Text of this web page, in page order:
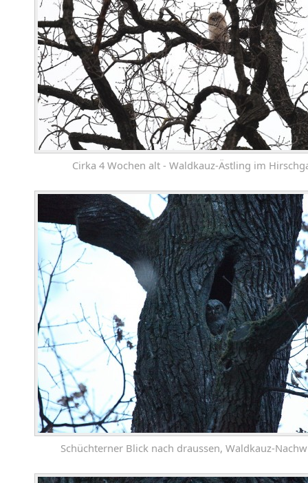
Cirka 4 Wochen alt - Waldkauz-Ästling im
Schüchterner Blick nach draussen, Waldkauz-